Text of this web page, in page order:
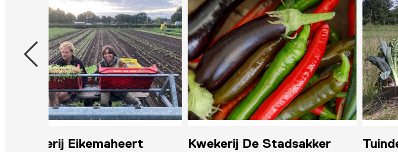
Kwekerij De Stadsakker Tuinderij het Groeipunt